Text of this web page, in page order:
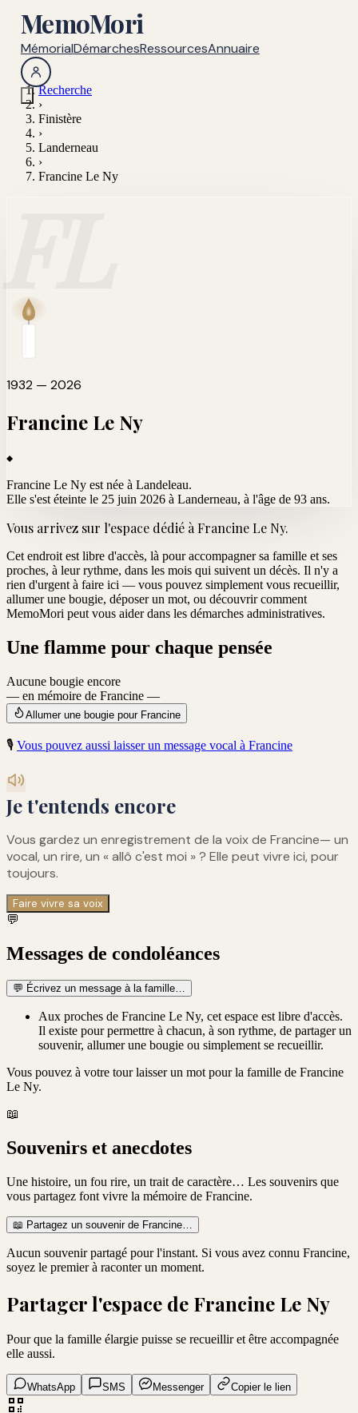
MemoMori
MémorialDémarchesRessourcesAnnuaire
Recherche
›
Finistère
›
Landerneau
›
Francine Le Ny
1932 — 2026
Francine Le Ny
Francine Le Ny est née à Landeleau.
Elle s'est éteinte le 25 juin 2026 à Landerneau, à l'âge de 93 ans.
Vous arrivez sur l'espace dédié à Francine Le Ny.
Cet endroit est libre d'accès, là pour accompagner sa famille et ses
proches, à leur rythme, dans les mois qui suivent un décès. Il n'y a
rien d'urgent à faire ici — vous pouvez simplement vous recueillir,
allumer une bougie, déposer un mot, ou découvrir comment
MemoMori peut vous aider dans les démarches administratives.
Une flamme pour chaque pensée
Aucune bougie encore
— en mémoire de Francine —
Allumer une bougie pour Francine
🎙️ Vous pouvez aussi laisser un message vocal à Francine
Je t'entends encore
Vous gardez un enregistrement de la voix de Francine— un
vocal, un rire, un « allô c'est moi » ? Elle peut vivre ici, pour
toujours.
Faire vivre sa voix
💬
Messages de condoléances
💬 Écrivez un message à la famille…
Aux proches de Francine Le Ny, cet espace est libre d'accès.
Il existe pour permettre à chacun, à son rythme, de partager un
souvenir, allumer une bougie ou simplement se recueillir.
Vous pouvez à votre tour laisser un mot pour la famille de Francine
Le Ny.
📖
Souvenirs et anecdotes
Une histoire, un fou rire, un trait de caractère… Les souvenirs que
vous partagez font vivre la mémoire de Francine.
📖 Partagez un souvenir de Francine…
Aucun souvenir partagé pour l'instant. Si vous avez connu Francine,
soyez le premier à raconter un moment.
Partager l'espace de Francine Le Ny
Pour que la famille élargie puisse se recueillir et être accompagnée
elle aussi.
WhatsApp SMS Messenger Copier le lien